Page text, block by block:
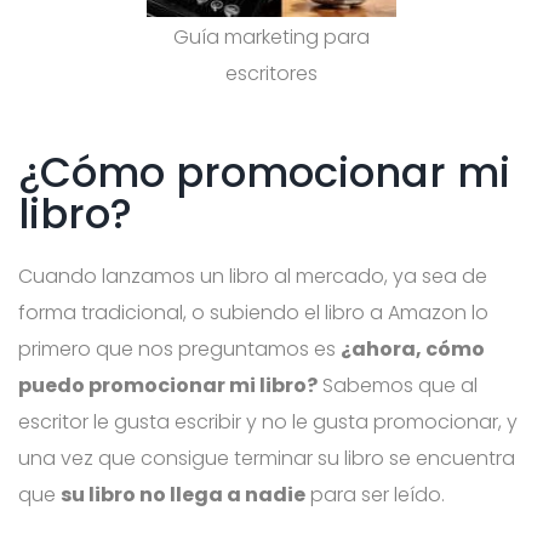
Guía marketing para
escritores
¿Cómo promocionar mi
libro?
Cuando lanzamos un libro al mercado, ya sea de
forma tradicional, o subiendo el libro a Amazon lo
primero que nos preguntamos es ¿ahora, cómo
puedo promocionar mi libro? Sabemos que al
escritor le gusta escribir y no le gusta promocionar, y
una vez que consigue terminar su libro se encuentra
que su libro no llega a nadie para ser leído.